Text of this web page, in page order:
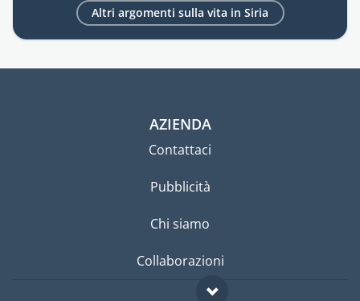
Altri argomenti sulla vita in Siria
AZIENDA
Contattaci
Pubblicità
Chi siamo
Collaborazioni